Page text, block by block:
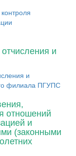
и
и
филиала ПГУПС
отношений
и
(законными